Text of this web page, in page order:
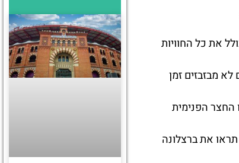
את כל החוויות
מבזבזים זמן
החצר הפנימית
את ברצלונה